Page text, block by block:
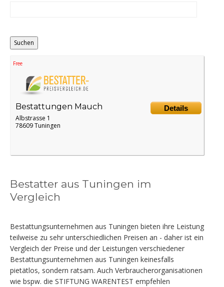
Free
Details
Bestattungen Mauch
Albstrasse 1
78609 Tuningen
Bestatter aus Tuningen im
Vergleich
Bestattungsunternehmen aus Tuningen bieten ihre Leistung
teilweise zu sehr unterschiedlichen Preisen an - daher ist ein
Vergleich der Preise und der Leistungen verschiedener
Bestattungsunternehmen aus Tuningen keinesfalls
pietätlos, sondern ratsam. Auch Verbraucherorganisationen
wie bspw. die STIFTUNG WARENTEST empfehlen